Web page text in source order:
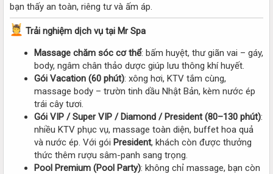
bạn thấy an toàn, riêng tư và ấm áp.
Trải nghiệm dịch vụ tại Mr Spa
Massage chăm sóc cơ thể: bấm huyệt, thư giãn vai – gáy,
body, ngâm chân thảo dược giúp lưu thông khí huyết.
Gói Vacation (60 phút): xông hơi, KTV tắm cùng,
massage body – trườn tinh dầu Nhật Bản, kèm nước ép
trái cây tươi.
Gói VIP / Super VIP / Diamond / President (80–130 phút):
nhiều KTV phục vụ, massage toàn diện, buffet hoa quả
và nước ép. Với gói President, khách còn được thưởng
thức thêm rượu sâm-panh sang trọng.
Pool Premium (Pool Party): không chỉ massage, bạn còn